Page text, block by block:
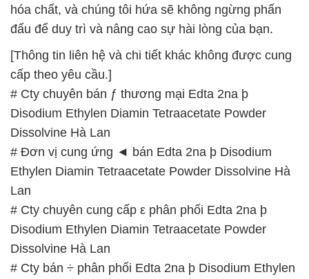
hóa chất, và chúng tôi hứa sẽ không ngừng phấn
đấu để duy trì và nâng cao sự hài lòng của bạn.
[Thông tin liên hệ và chi tiết khác không được cung
cấp theo yêu cầu.]
# Cty chuyên bán ƒ thương mại Edta 2na þ
Disodium Ethylen Diamin Tetraacetate Powder
Dissolvine Hà Lan
# Đơn vị cung ứng ◄ bán Edta 2na þ Disodium
Ethylen Diamin Tetraacetate Powder Dissolvine Hà
Lan
# Cty chuyên cung cấp ε phân phối Edta 2na þ
Disodium Ethylen Diamin Tetraacetate Powder
Dissolvine Hà Lan
# Cty bán ÷ phân phối Edta 2na þ Disodium Ethylen